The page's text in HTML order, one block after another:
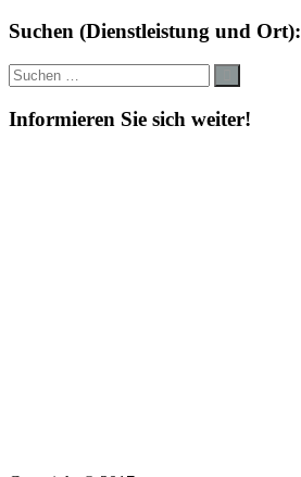
Suchen (Dienstleistung und Ort):
Suche
nach:
Informieren Sie sich weiter!